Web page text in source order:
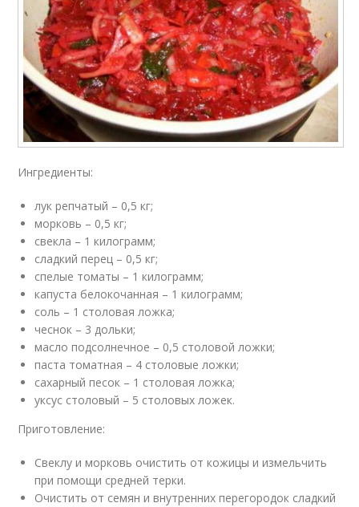
Ингредиенты:
лук репчатый – 0,5 кг;
морковь – 0,5 кг;
свекла – 1 килограмм;
сладкий перец – 0,5 кг;
спелые томаты – 1 килограмм;
капуста белокочанная – 1 килограмм;
соль – 1 столовая ложка;
чеснок – 3 дольки;
масло подсолнечное – 0,5 столовой ложки;
паста томатная – 4 столовые ложки;
сахарный песок – 1 столовая ложка;
уксус столовый – 5 столовых ложек.
Приготовление:
Свеклу и морковь очистить от кожицы и измельчить
при помощи средней терки.
Очистить от семян и внутренних перегородок сладкий